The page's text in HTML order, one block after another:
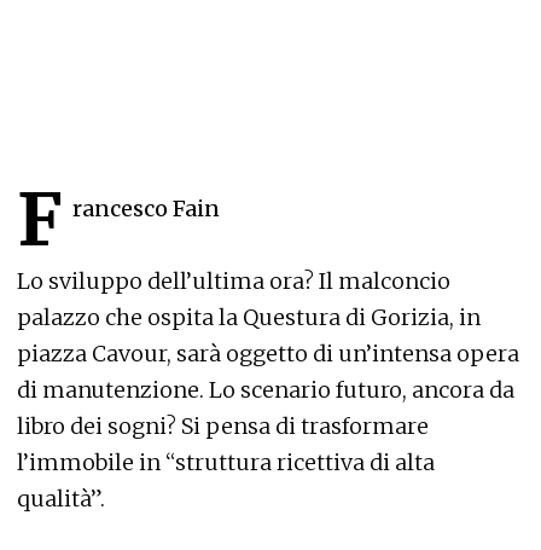
F rancesco Fain
Lo sviluppo dell’ultima ora? Il malconcio
palazzo che ospita la Questura di Gorizia, in
piazza Cavour, sarà oggetto di un’intensa opera
di manutenzione. Lo scenario futuro, ancora da
libro dei sogni? Si pensa di trasformare
l’immobile in “struttura ricettiva di alta
qualità”.